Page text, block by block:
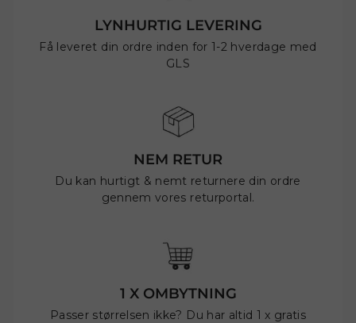
LYNHURTIG LEVERING
Få leveret din ordre inden for 1-2 hverdage med
GLS
NEM RETUR
Du kan hurtigt & nemt returnere din ordre
gennem vores returportal.
1 X OMBYTNING
Passer størrelsen ikke? Du har altid 1 x gratis